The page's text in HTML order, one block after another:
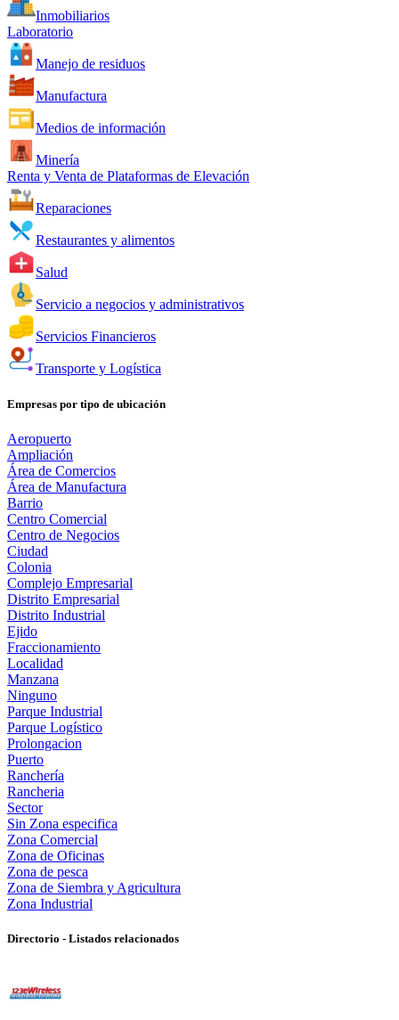
Inmobiliarios
Laboratorio
Manejo de residuos
Manufactura
Medios de información
Minería
Renta y Venta de Plataformas de Elevación
Reparaciones
Restaurantes y alimentos
Salud
Servicio a negocios y administrativos
Servicios Financieros
Transporte y Logística
Empresas por tipo de ubicación
Aeropuerto
Ampliación
Área de Comercios
Área de Manufactura
Barrio
Centro Comercial
Centro de Negocios
Ciudad
Colonia
Complejo Empresarial
Distrito Empresarial
Distrito Industrial
Ejido
Fraccionamiento
Localidad
Manzana
Ninguno
Parque Industrial
Parque Logístico
Prolongacion
Puerto
Ranchería
Rancheria
Sector
Sin Zona especifica
Zona Comercial
Zona de Oficinas
Zona de pesca
Zona de Siembra y Agricultura
Zona Industrial
Directorio - Listados relacionados